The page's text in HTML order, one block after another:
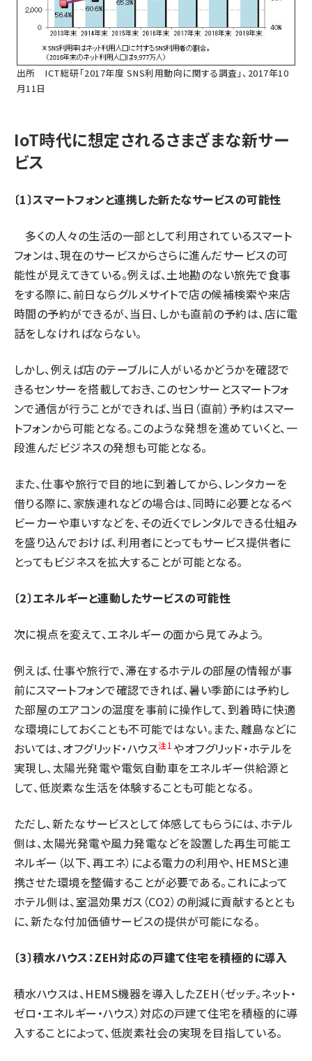
出所 ICT総研「2017年度 SNS利用動向に関する調査」、2017年10
月11日
IoT時代に想定されるさまざまな新サー
ビス
〔1〕スマートフォンと連携した新たなサービスの可能性
多くの人々の生活の一部として利用されているスマート
フォンは、現在のサービスからさらに進んだサービスの可
能性が見えてきている。例えば、土地勘のない旅先で食事
をする際に、前日ならグルメサイトで店の候補検索や来店
時間の予約ができるが、当日、しかも直前の予約は、店に電
話をしなければならない。
しかし、例えば店のテーブルに人がいるかどうかを確認で
きるセンサーを搭載しておき、このセンサーとスマートフォ
ンで通信が行うことができれば、当日（直前）予約はスマー
トフォンから可能となる。このような発想を進めていくと、一
段進んだビジネスの発想も可能となる。
また、仕事や旅行で目的地に到着してから、レンタカーを
借りる際に、家族連れなどの場合は、同時に必要となるベ
ビーカーや車いすなどを、その近くでレンタルできる仕組み
を盛り込んでおけば、利用者にとってもサービス提供者に
とってもビジネスを拡大することが可能となる。
〔2〕エネルギーと連動したサービスの可能性
次に視点を変えて、エネルギーの面から見てみよう。
例えば、仕事や旅行で、滞在するホテルの部屋の情報が事
前にスマートフォンで確認できれば、暑い季節には予約し
た部屋のエアコンの温度を事前に操作して、到着時に快適
な環境にしておくことも不可能ではない。また、離島などに
おいては、オフグリッド・ハウス注1 やオフグリッド・ホテルを
実現し、太陽光発電や電気自動車をエネルギー供給源と
して、低炭素な生活を体験することも可能となる。
ただし、新たなサービスとして体感してもらうには、ホテル
側は、太陽光発電や風力発電などを設置した再生可能エ
ネルギー（以下、再エネ）による電力の利用や、HEMSと連
携させた環境を整備することが必要である。これによって
ホテル側は、室温効果ガス（CO2）の削減に貢献するととも
に、新たな付加価値サービスの提供が可能になる。
〔3〕積水ハウス：ZEH対応の戸建て住宅を積極的に導入
積水ハウスは、HEMS機器を導入したZEH（ゼッチ。ネット・
ゼロ・エネルギー・ハウス）対応の戸建て住宅を積極的に導
入することによって、低炭素社会の実現を目指している。